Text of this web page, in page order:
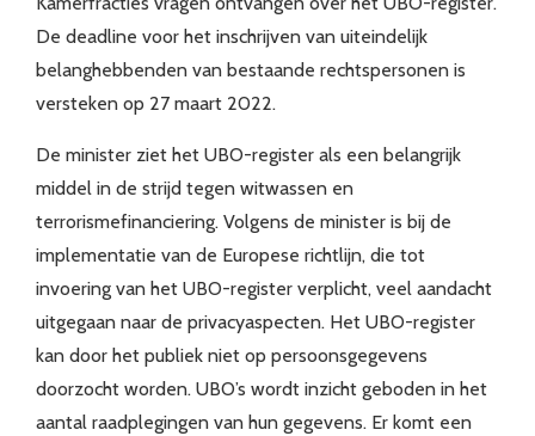
De deadline voor het inschrijven van uiteindelijk
belanghebbenden van bestaande rechtspersonen is
versteken op 27 maart 2022.
De minister ziet het UBO-register als een belangrijk
middel in de strijd tegen witwassen en
terrorismefinanciering. Volgens de minister is bij de
implementatie van de Europese richtlijn, die tot
invoering van het UBO-register verplicht, veel aandacht
uitgegaan naar de privacyaspecten. Het UBO-register
kan door het publiek niet op persoonsgegevens
doorzocht worden. UBO’s wordt inzicht geboden in het
aantal raadplegingen van hun gegevens. Er komt een